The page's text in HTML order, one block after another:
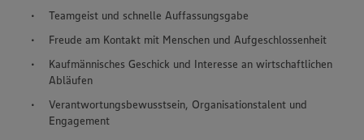
Teamgeist und schnelle Auffassungsgabe
Freude am Kontakt mit Menschen und Aufgeschlossenheit
Kaufmännisches Geschick und Interesse an wirtschaftlichen
Abläufen
Verantwortungsbewusstsein, Organisationstalent und
Engagement